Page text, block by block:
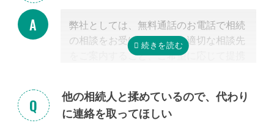
弊社としては、無料通話のお電話で相続
の相談をお受けすること、適切な相談先
をご案内すること、ご希望に応じて提携
ています。
またご紹介した専門家については、面談
他の相続人と揉めているので、代わり
に連絡を取ってほしい